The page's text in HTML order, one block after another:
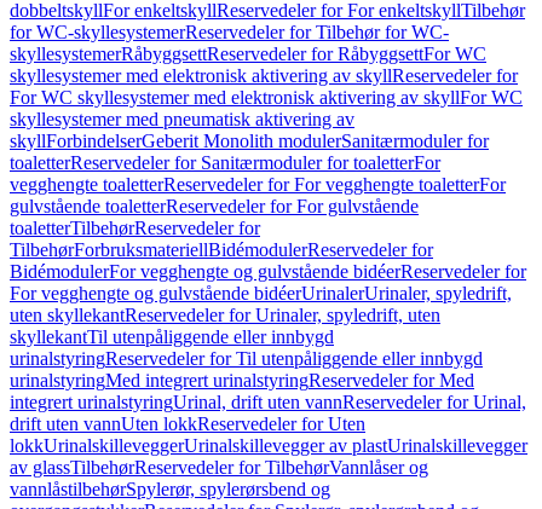
dobbeltskyllFor enkeltskyllReservedeler for For enkeltskyllTilbehør
for WC-skyllesystemerReservedeler for Tilbehør for WC-
skyllesystemerRåbyggsettReservedeler for RåbyggsettFor WC
skyllesystemer med elektronisk aktivering av skyllReservedeler for
For WC skyllesystemer med elektronisk aktivering av skyllFor WC
skyllesystemer med pneumatisk aktivering av
skyllForbindelserGeberit Monolith modulerSanitærmoduler for
toaletterReservedeler for Sanitærmoduler for toaletterFor
vegghengte toaletterReservedeler for For vegghengte toaletterFor
gulvstående toaletterReservedeler for For gulvstående
toaletterTilbehørReservedeler for
TilbehørForbruksmateriellBidémodulerReservedeler for
BidémodulerFor vegghengte og gulvstående bidéerReservedeler for
For vegghengte og gulvstående bidéerUrinalerUrinaler, spyledrift,
uten skyllekantReservedeler for Urinaler, spyledrift, uten
skyllekantTil utenpåliggende eller innbygd
urinalstyringReservedeler for Til utenpåliggende eller innbygd
urinalstyringMed integrert urinalstyringReservedeler for Med
integrert urinalstyringUrinal, drift uten vannReservedeler for Urinal,
drift uten vannUten lokkReservedeler for Uten
lokkUrinalskilleveggerUrinalskillevegger av plastUrinalskillevegger
av glassTilbehørReservedeler for TilbehørVannlåser og
vannlåstilbehørSpylerør, spylerørsbend og